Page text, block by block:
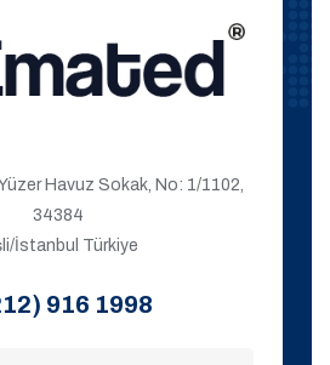
Havuz Sokak, No: 1/1102,
34384
İstanbul Türkiye
916 1998